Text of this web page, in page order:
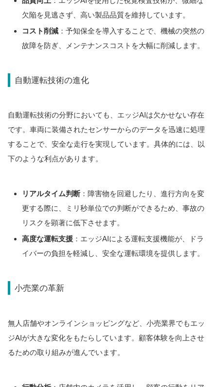
欠陥を見逃さず、高い製品品質を維持しています。
コスト削減 ：予知保全を導入することで、機械の突然の
故障を防ぎ、メンテナンスコストを大幅に削減します。
自動運転技術の進化
自動運転技術の分野においても、エッジAIは欠かせない存在
です。車両に装備されたセンサーからのデータを迅速に処理
することで、安全な走行を実現しています。具体的には、以
下のような利点があります。
リアルタイム判断：障害物を回避したり、進行方向を変
更する際に、ミリ秒単位での判断ができるため、事故の
リスクを顕著に低下させます。
高度な運転支援 ：エッジAIによる運転支援機能が、ドラ
イバーの負担を軽減し、安全な運転環境を提供します。
小売業の革新
無人店舗やオンラインショッピングなど、小売業界でもエッ
ジAIが大きな変化をもたらしています。顧客体験を向上させ
るための取り組みが進んでいます。